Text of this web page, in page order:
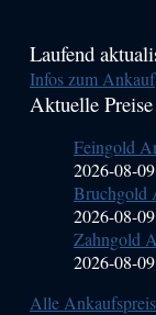
Haupt-
Sidebar
Laufend
Infos zum Ankauf
Aktuelle
Feingold
2026-08-
Bruchgold
2026-08-
Zahngold
2026-08-
Alle